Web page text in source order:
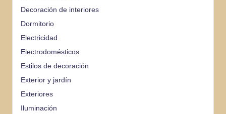
Decoración de interiores
Dormitorio
Electricidad
Electrodomésticos
Estilos de decoración
Exterior y jardín
Exteriores
Iluminación